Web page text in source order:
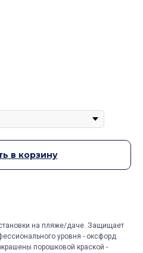
в корзину
на пляже/даче. Защищает
уровня - оксфорд
порошковой краской -